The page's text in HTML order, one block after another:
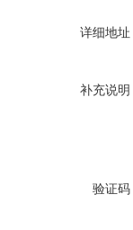
详细地址
补充说明
验证码